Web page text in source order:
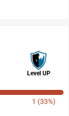
Level UP
1 (33%)